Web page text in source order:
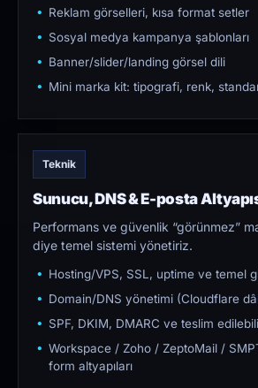
Reklam görselleri, kısa format setler
Sosyal medya kampanya şablonları
Banner/slider/landing görsel dili
Mini marka kit: tipografi, renk,
Teknik
Sunucu, DNS & E-posta
Performans ve güvenlik “görünmez”
diye temel sistemi yönetiriz.
Hosting/VPS, SSL, uptime ve temel
Domain/DNS yönetimi (Cloudflare
SPF, DKIM, DMARC ve teslim
Workspace / Zoho / ZeptoMail /
form altyapıları